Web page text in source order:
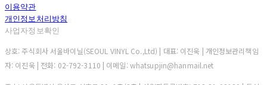
이용약관
개인정보처리방침
사업자정보확인
상호: 주식회사 서울바이닐(SEOUL VINYL Co.,Ltd) | 대표: 이진욱 | 개인정보관리책임
자: 이진욱 | 전화: 02-792-3110 | 이메일: whatsupjin@hanmail.net